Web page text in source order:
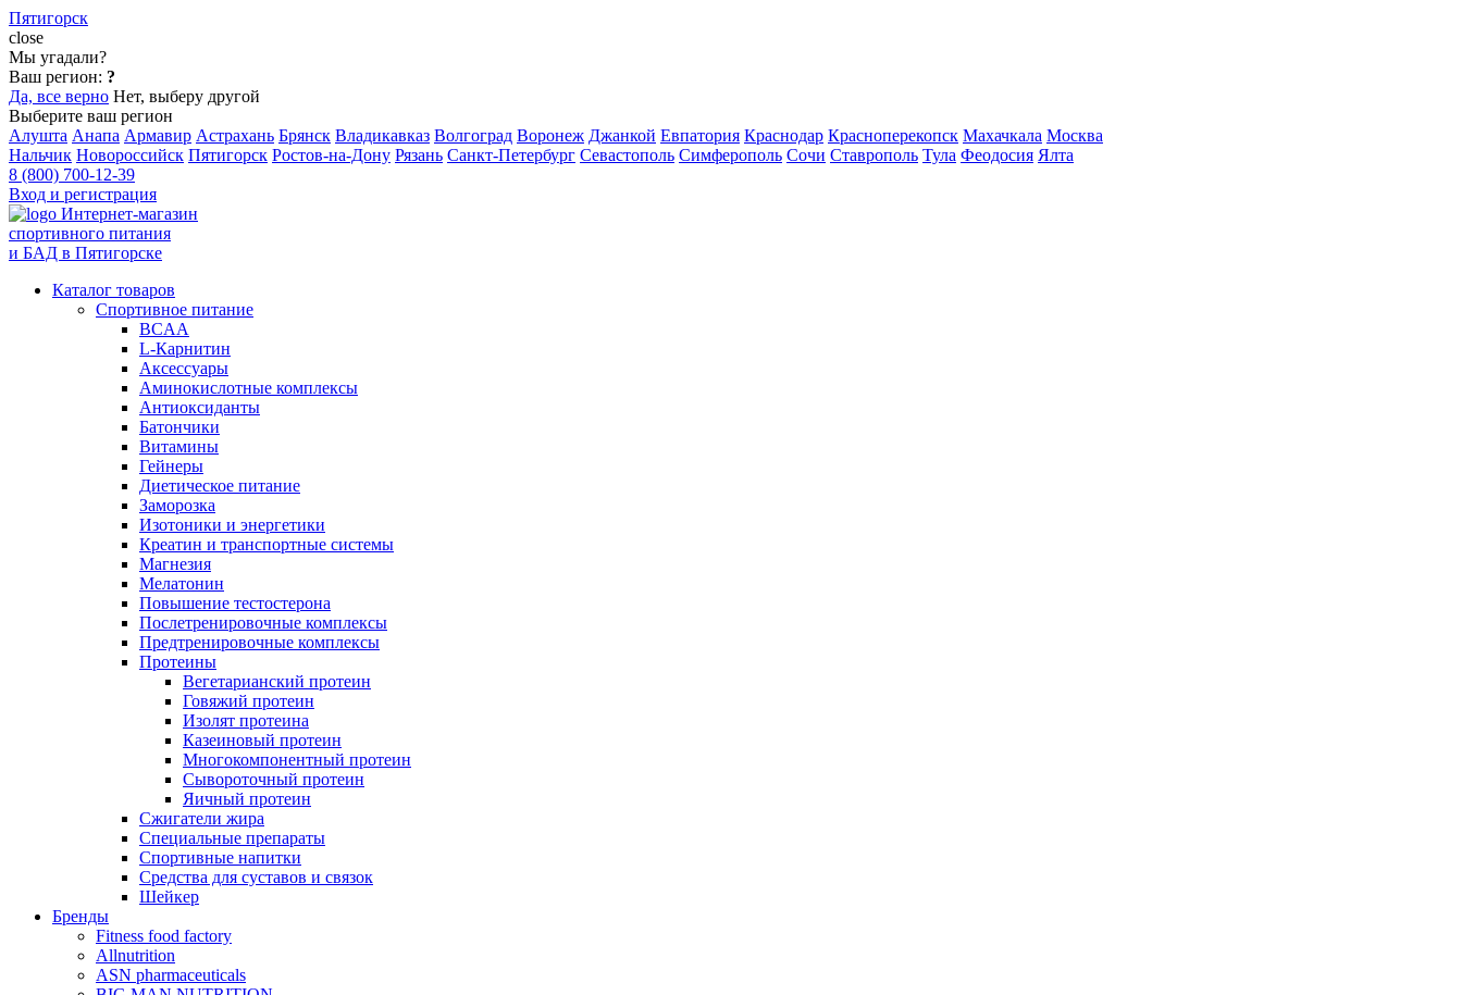
Пятигорск
close
Мы угадали?
Ваш регион: ?
Да, все верно Нет, выберу другой
Выберите ваш регион
Алушта Анапа Армавир Астрахань Брянск Владикавказ Волгоград Воронеж Джанкой Евпатория Краснодар Красноперекопск Махачкала Москва
Нальчик Новороссийск Пятигорск Ростов-на-Дону Рязань Санкт-Петербург Севастополь Симферополь Сочи Ставрополь Тула Феодосия Ялта
8 (800) 700-12-39
Вход и регистрация
Интернет-магазин
спортивного питания
и БАД в Пятигорске
Каталог товаров
Спортивное питание
BCAA
L-Карнитин
Аксессуары
Аминокислотные комплексы
Антиоксиданты
Батончики
Витамины
Гейнеры
Диетическое питание
Заморозка
Изотоники и энергетики
Креатин и транспортные системы
Магнезия
Мелатонин
Повышение тестостерона
Послетренировочные комплексы
Предтренировочные комплексы
Протеины
Вегетарианский протеин
Говяжий протеин
Изолят протеина
Казеиновый протеин
Многокомпонентный протеин
Сывороточный протеин
Яичный протеин
Сжигатели жира
Специальные препараты
Спортивные напитки
Средства для суставов и связок
Шейкер
Бренды
Fitness food factory
Allnutrition
ASN pharmaceuticals